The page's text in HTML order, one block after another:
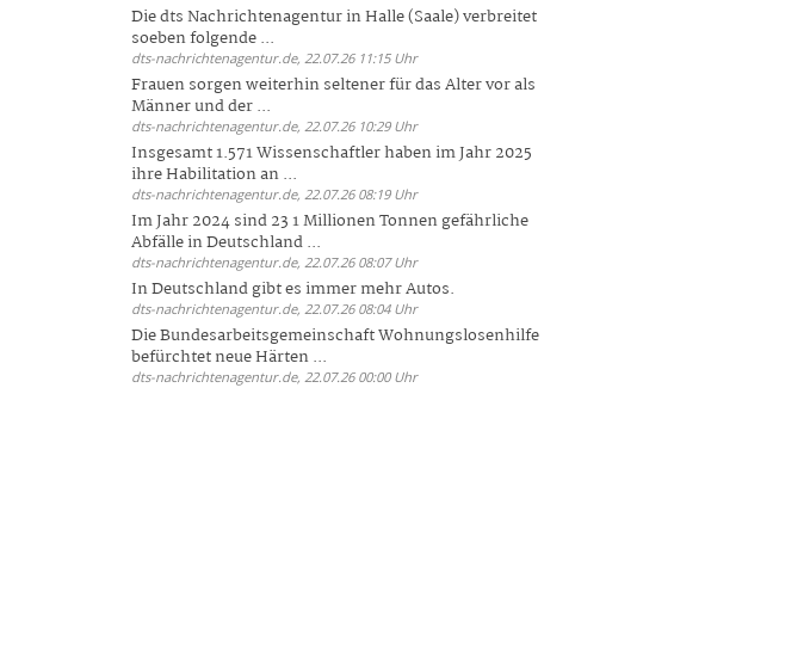
Die dts Nachrichtenagentur in Halle (Saale) verbreitet
soeben folgende ...
dts-nachrichtenagentur.de, 22.07.26 11:15 Uhr
Frauen sorgen weiterhin seltener für das Alter vor als
Männer und der ...
dts-nachrichtenagentur.de, 22.07.26 10:29 Uhr
Insgesamt 1.571 Wissenschaftler haben im Jahr 2025
ihre Habilitation an ...
dts-nachrichtenagentur.de, 22.07.26 08:19 Uhr
Im Jahr 2024 sind 23 1 Millionen Tonnen gefährliche
Abfälle in Deutschland ...
dts-nachrichtenagentur.de, 22.07.26 08:07 Uhr
In Deutschland gibt es immer mehr Autos.
dts-nachrichtenagentur.de, 22.07.26 08:04 Uhr
Die Bundesarbeitsgemeinschaft Wohnungslosenhilfe
befürchtet neue Härten ...
dts-nachrichtenagentur.de, 22.07.26 00:00 Uhr